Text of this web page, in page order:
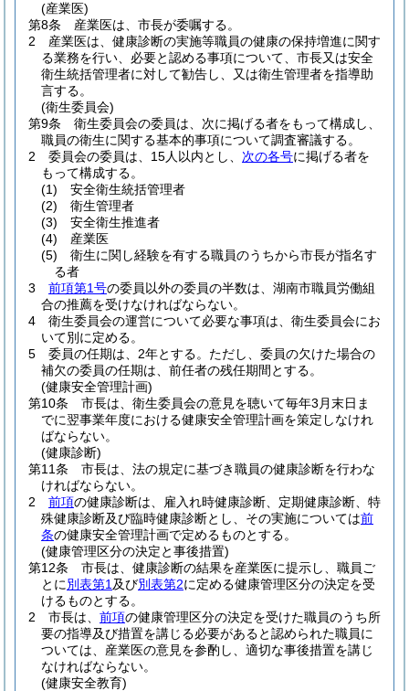
(産業医)
第8条
産業医は、市長が委嘱する。
2
産業医は、健康診断の実施等職員の健康の保持増進に関す
る業務を行い、必要と認める事項について、市長又は安全
衛生統括管理者に対して勧告し、又は衛生管理者を指導助
言する。
(衛生委員会)
第9条
衛生委員会の委員は、次に掲げる者をもって構成し、
職員の衛生に関する基本的事項について調査審議する。
2
委員会の委員は、15人以内とし、 次の各号に掲げる者を
もって構成する。
(1)
安全衛生統括管理者
(2)
衛生管理者
(3)
安全衛生推進者
(4)
産業医
(5)
衛生に関し経験を有する職員のうちから市長が指名す
る者
3
前項第1号の委員以外の委員の半数は、湖南市職員労働組
合の推薦を受けなければならない。
4
衛生委員会の運営について必要な事項は、衛生委員会にお
いて別に定める。
5
委員の任期は、2年とする。 ただし、委員の欠けた場合の
補欠の委員の任期は、前任者の残任期間とする。
(健康安全管理計画)
第10条
市長は、衛生委員会の意見を聴いて毎年3月末日ま
でに翌事業年度における健康安全管理計画を策定しなけれ
ばならない。
(健康診断)
第11条
市長は、法の規定に基づき職員の健康診断を行わな
ければならない。
2
前項の健康診断は、雇入れ時健康診断、定期健康診断、特
殊健康診断及び臨時健康診断とし、その実施については前
条の健康安全管理計画で定めるものとする。
(健康管理区分の決定と事後措置)
第12条
市長は、健康診断の結果を産業医に提示し、職員ご
とに別表第1 及び別表第2に定める健康管理区分の決定を受
けるものとする。
2
市長は、 前項の健康管理区分の決定を受けた職員のうち所
要の指導及び措置を講じる必要があると認められた職員に
ついては、産業医の意見を参酌し、適切な事後措置を講じ
なければならない。
(健康安全教育)